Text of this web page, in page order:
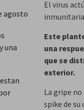
El virus
Este
una
que se
exterior.
La gripe
spike de su
agosto
una